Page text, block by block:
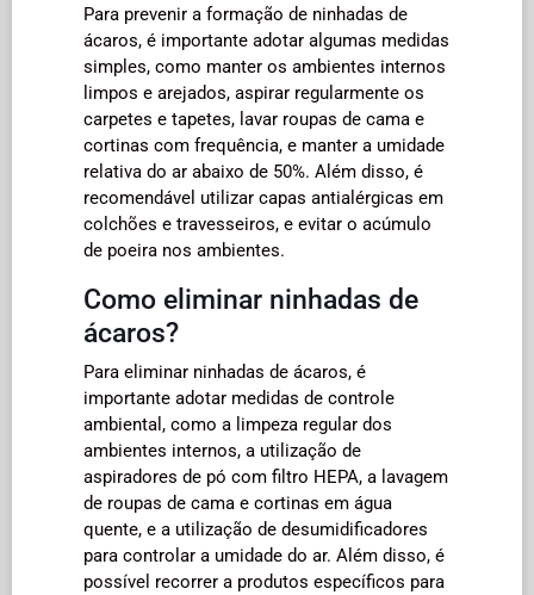
Para prevenir a formação de ninhadas de
ácaros, é importante adotar algumas medidas
simples, como manter os ambientes internos
limpos e arejados, aspirar regularmente os
carpetes e tapetes, lavar roupas de cama e
cortinas com frequência, e manter a umidade
relativa do ar abaixo de 50%. Além disso, é
recomendável utilizar capas antialérgicas em
colchões e travesseiros, e evitar o acúmulo
de poeira nos ambientes.
Como eliminar ninhadas de
ácaros?
Para eliminar ninhadas de ácaros, é
importante adotar medidas de controle
ambiental, como a limpeza regular dos
ambientes internos, a utilização de
aspiradores de pó com filtro HEPA, a lavagem
de roupas de cama e cortinas em água
quente, e a utilização de desumidificadores
para controlar a umidade do ar. Além disso, é
possível recorrer a produtos específicos para